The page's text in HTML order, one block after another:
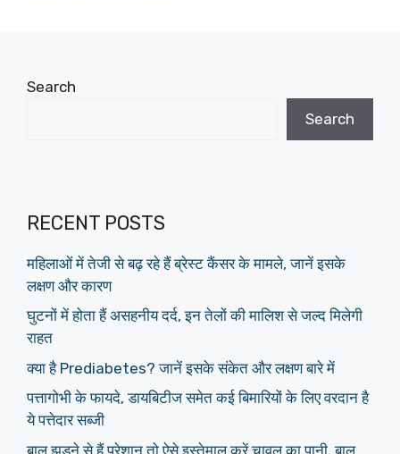
Search
Search
RECENT POSTS
महिलाओं में तेजी से बढ़ रहे हैं ब्रेस्ट कैंसर के मामले, जानें इसके
लक्षण और कारण
घुटनों में होता हैं असहनीय दर्द, इन तेलों की मालिश से जल्द मिलेगी
राहत
क्या है Prediabetes? जानें इसके संकेत और लक्षण बारे में
पत्तागोभी के फायदे, डायबिटीज समेत कई बिमारियों के लिए वरदान है
ये पत्तेदार सब्जी
बाल झड़ने से हैं परेशान तो ऐसे इस्तेमाल करें चावल का पानी, बाल